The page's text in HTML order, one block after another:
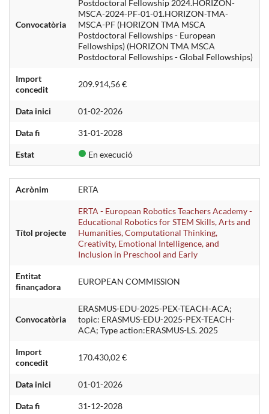
Convocatòria
Postdoctoral Fellowship 2024.HORIZON-
MSCA-2024-PF-01-01.HORIZON-TMA-
MSCA-PF (HORIZON TMA MSCA
Postdoctoral Fellowships - European
Fellowships) (HORIZON TMA MSCA
Postdoctoral Fellowships - Global Fellowships)
Import
concedit
209.914,56 €
Data inici 01-02-2026
Data fi 31-01-2028
Estat En execució
Acrònim ERTA
Títol projecte
ERTA - European Robotics Teachers Academy -
Educational Robotics for STEM Skills, Arts and
Humanities, Computational Thinking,
Creativity, Emotional Intelligence, and
Inclusion in Preschool and Early
Entitat
ﬁnançadora
EUROPEAN COMMISSION
Convocatòria
ERASMUS-EDU-2025-PEX-TEACH-ACA;
topic: ERASMUS-EDU-2025-PEX-TEACH-
ACA; Type action:ERASMUS-LS. 2025
Import
concedit
170.430,02 €
Data inici 01-01-2026
Data fi 31-12-2028